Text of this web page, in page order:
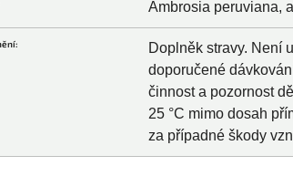
Ambrosia peruviana,
Doplněk stravy. Není
doporučené
činnost a pozornost
25 °C mimo dosah
za případné škody